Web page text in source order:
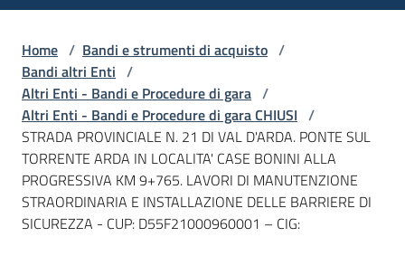
telematici
L'Agenzia
Bandi
e
Home / Bandi e strumenti di acquisto /
Bandi altri Enti /
Altri Enti - Bandi e Procedure di gara /
Altri Enti - Bandi e Procedure di gara CHIUSI /
STRADA PROVINCIALE N. 21 DI VAL D'ARDA. PONTE SUL
TORRENTE ARDA IN LOCALITA' CASE BONINI ALLA
PROGRESSIVA KM 9+765. LAVORI DI MANUTENZIONE
STRAORDINARIA E INSTALLAZIONE DELLE BARRIERE DI
SICUREZZA - CUP: D55F21000960001 – CIG: